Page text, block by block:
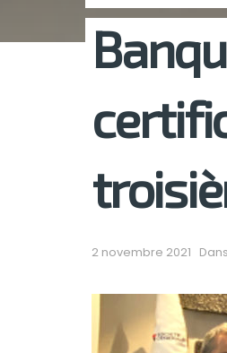
2 novembre 2021 Dans